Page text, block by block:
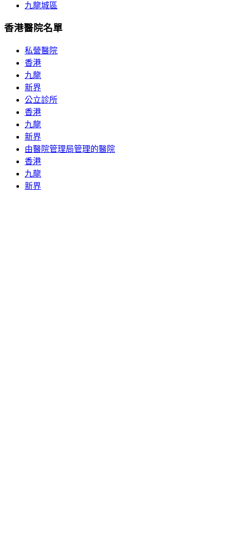
九龍城區
香港醫院名單
私營醫院
香港
九龍
新界
公立診所
香港
九龍
新界
由醫院管理局管理的醫院
香港
九龍
新界